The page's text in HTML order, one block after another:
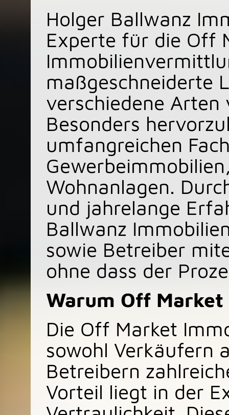
Holger Ballwanz
Experte für die Off
maßgeschneiderte
verschiedene
Besonders
umfangreichen
Wohnanlagen.
und jahrelange
Ballwanz
sowie Betreiber
ohne dass der
Warum Off
Die Off Market
sowohl Verkäufern
Betreibern
Vorteil liegt in der